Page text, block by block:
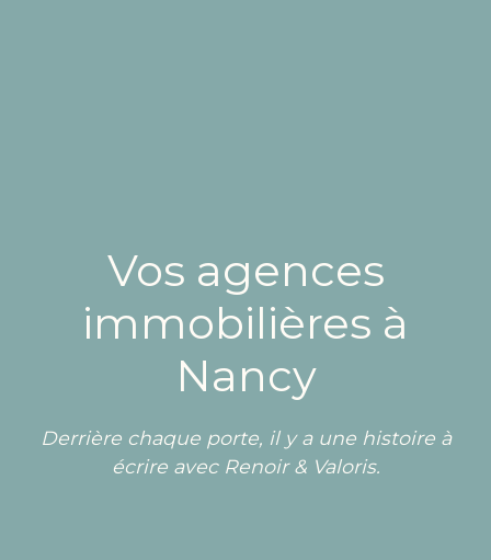
Vos agences
immobilières à
Nancy
Derrière chaque porte, il y a une histoire à
écrire avec Renoir & Valoris.